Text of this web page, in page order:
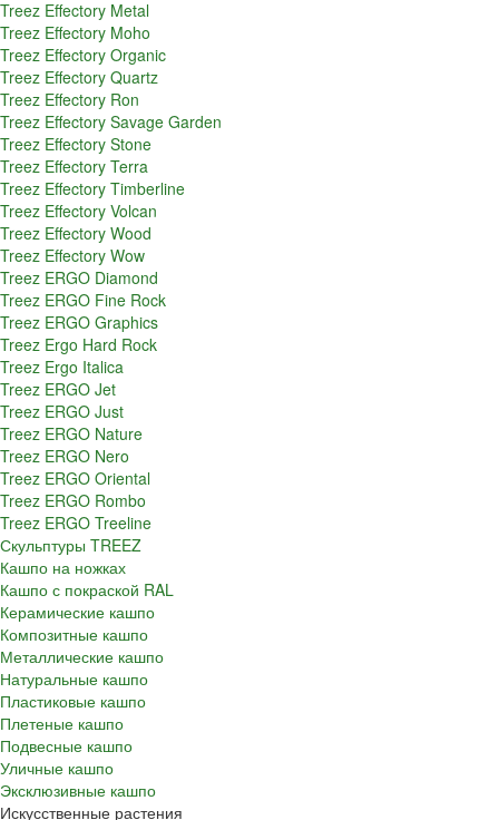
Treez Effectory Metal
Treez Effectory Moho
Treez Effectory Organic
Treez Effectory Quartz
Treez Effectory Ron
Treez Effectory Savage Garden
Treez Effectory Stone
Treez Effectory Terra
Treez Effectory Timberline
Treez Effectory Volcan
Treez Effectory Wood
Treez Effectory Wow
Treez ERGO Diamond
Treez ERGO Fine Rock
Treez ERGO Graphics
Treez Ergo Hard Rock
Treez Ergo Italica
Treez ERGO Jet
Treez ERGO Just
Treez ERGO Nature
Treez ERGO Nero
Treez ERGO Oriental
Treez ERGO Rombo
Treez ERGO Treeline
Скульптуры TREEZ
Кашпо на ножках
Кашпо с покраской RAL
Керамические кашпо
Композитные кашпо
Металлические кашпо
Натуральные кашпо
Пластиковые кашпо
Плетеные кашпо
Подвесные кашпо
Уличные кашпо
Эксклюзивные кашпо
Искусственные растения